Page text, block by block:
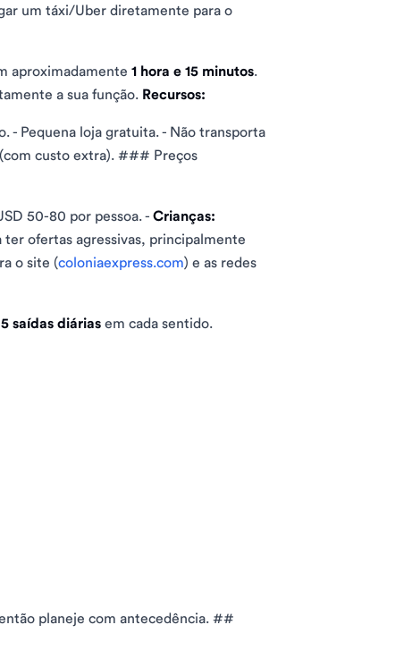
um táxi/Uber diretamente para o
aproximadamente 1 hora e 15 minutos.
a sua função. Recursos:
- Pequena loja gratuita. - Não transporta
custo extra). ### Preços
50-80 por pessoa. - Crianças:
ter ofertas agressivas, principalmente
o site (coloniaexpress.com) e as redes
saídas diárias em cada sentido.
planeje com antecedência. ##